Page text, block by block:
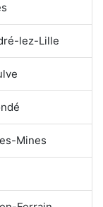
lez-Lille
Mines